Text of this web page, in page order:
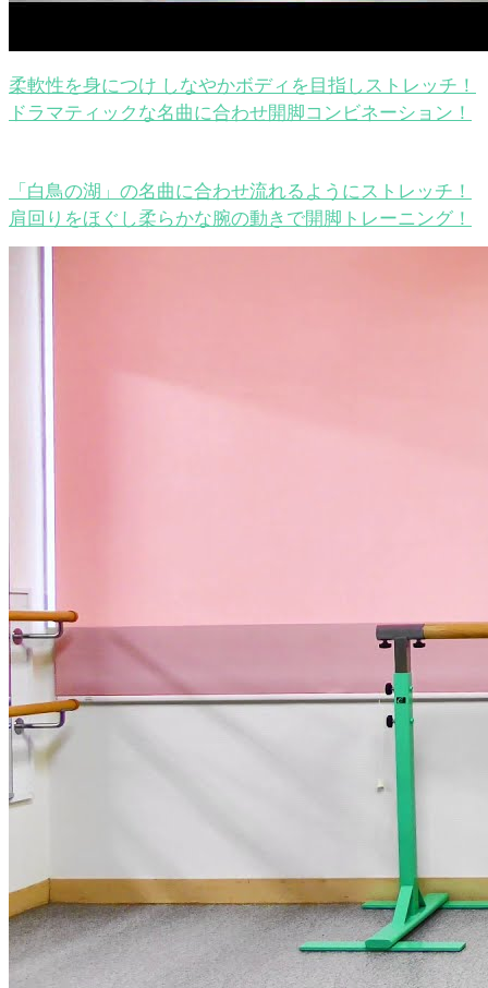
柔軟性を身につけ しなやかボディを目指しストレッチ！
ドラマティックな名曲に合わせ開脚コンビネーション！
「白鳥の湖」の名曲に合わせ流れるようにストレッチ！
肩回りをほぐし柔らかな腕の動きで開脚トレーニング！